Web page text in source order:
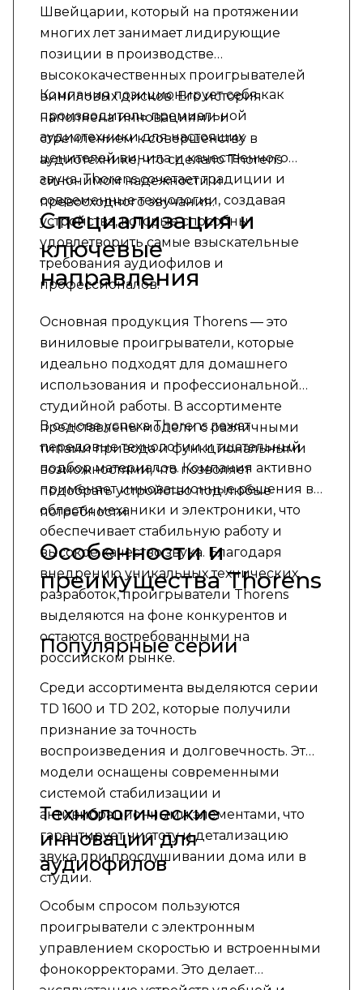
Швейцарии, который на протяжении
многих лет занимает лидирующие
позиции в производстве
высококачественных проигрывателей
виниловых дисков. Его история
наполнена инновациями и
стремлением к совершенству в
аудиотехнике, что сделало Thorens
синонимом надежности и
превосходного звучания.
Компания позиционирует себя как
производитель премиальной
аудиотехники для настоящих
ценителей винила и качественного
звука. Thorens сочетает традиции и
современные технологии, создавая
устройства, которые способны
удовлетворить самые взыскательные
требования аудиофилов и
профессионалов.
Специализация и
ключевые
направления
Основная продукция Thorens — это
виниловые проигрыватели, которые
идеально подходят для домашнего
использования и профессиональной
студийной работы. В ассортименте
представлены модели с различными
типами привода и функциональными
возможностями, что позволяет
подобрать устройство под любые
потребности.
В основе успеха Thorens лежат
передовые технологии и тщательный
подбор материалов. Компания активно
применяет инновационные решения в
области механики и электроники, что
обеспечивает стабильную работу и
высокое качество звука. Благодаря
внедрению уникальных технических
разработок, проигрыватели Thorens
выделяются на фоне конкурентов и
остаются востребованными на
российском рынке.
Особенности и
преимущества Thorens
Популярные серии
Среди ассортимента выделяются серии
TD 1600 и TD 202, которые получили
признание за точность
воспроизведения и долговечность. Эти
модели оснащены современными
системой стабилизации и
антивибрационными элементами, что
гарантирует чистоту и детализацию
звука при прослушивании дома или в
студии.
Технологические
инновации для
аудиофилов
Особым спросом пользуются
проигрыватели с электронным
управлением скоростью и встроенными
фонокорректорами. Это делает